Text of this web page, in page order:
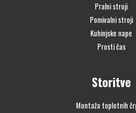
Pralni stroji
Pomivalni stroji
Kuhinjske nape
Prosti čas
Storitve
Montaža toplotnih